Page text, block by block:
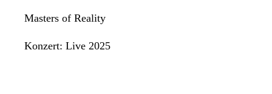
Masters of Reality
Konzert: Live 2025